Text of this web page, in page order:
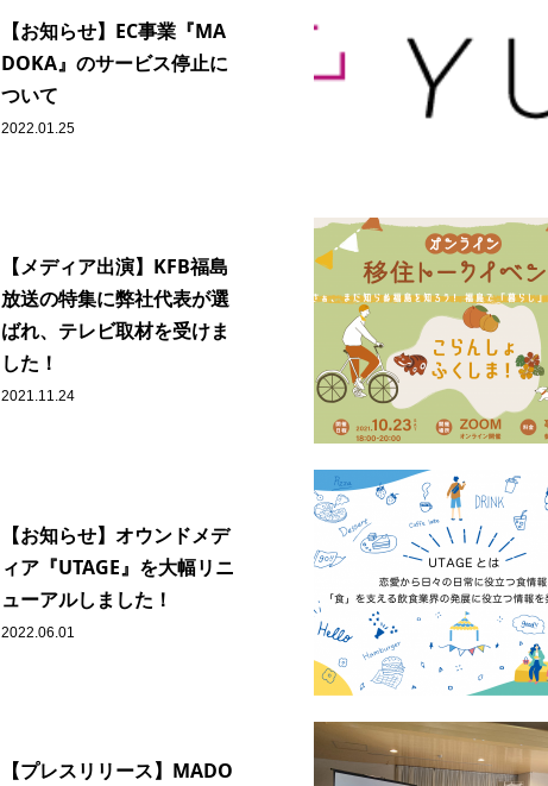
【お知らせ】EC事業『MA
DOKA』のサービス停止に
ついて
2022.01.25
【メディア出演】KFB福島
放送の特集に弊社代表が選
ばれ、テレビ取材を受けま
した！
2021.11.24
【お知らせ】オウンドメデ
ィア『UTAGE』を大幅リニ
ューアルしました！
2022.06.01
【プレスリリース】MADO